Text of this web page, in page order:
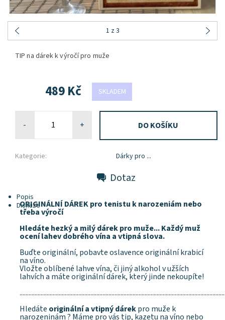
1 z 3
TIP na dárek k výročí pro muže
SKLADEM
489 Kč
- +
Kategorie: Dárky pro ...
Dotaz
Popis
Diskuze
ORIGINÁLNÍ DÁREK pro tenistu k narozeniám nebo
třeba výročí
Hledáte hezký a milý dárek pro muže... Každý muž
ocení lahev dobrého vína a vtipná slova.
Buďte originální, pobavte oslavence originální krabicí
na víno.
Vložte oblíbené lahve vína, či jiný alkohol v užších
lahvích a máte originální dárek, který jinde nekoupíte!
Hledáte originální a vtipný dárekpro muže k
narozeninám ? Máme pro vás tip, kazetu na víno nebo